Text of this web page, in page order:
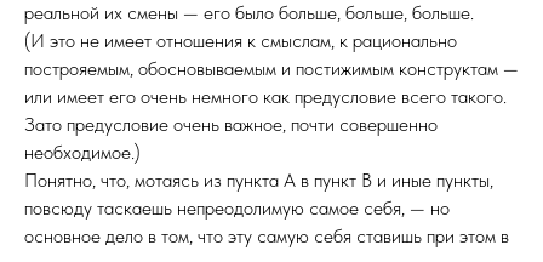
реальной их смены — его было больше, больше, больше.
(И это не имеет отношения к смыслам, к рационально
построяемым, обосновываемым и постижимым конструктам —
или имеет его очень немного как предусловие всего такого.
Зато предусловие очень важное, почти совершенно
необходимое.)
Понятно, что, мотаясь из пункта А в пункт В и иные пункты,
повсюду таскаешь непреодолимую самое себя, — но
основное дело в том, что эту самую себя ставишь при этом в